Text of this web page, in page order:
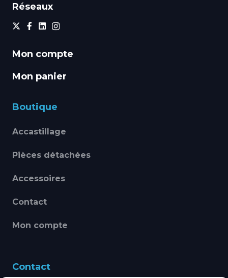
Réseaux
Mon compte
Mon panier
Boutique
Accastillage
Pièces détachées
Accessoires
Contact
Mon compte
Contact